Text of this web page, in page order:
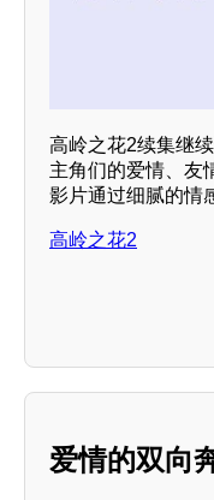
高岭之花2续集继
主角们的爱情、友
影片通过细腻的情
高岭之花2
爱情的双向